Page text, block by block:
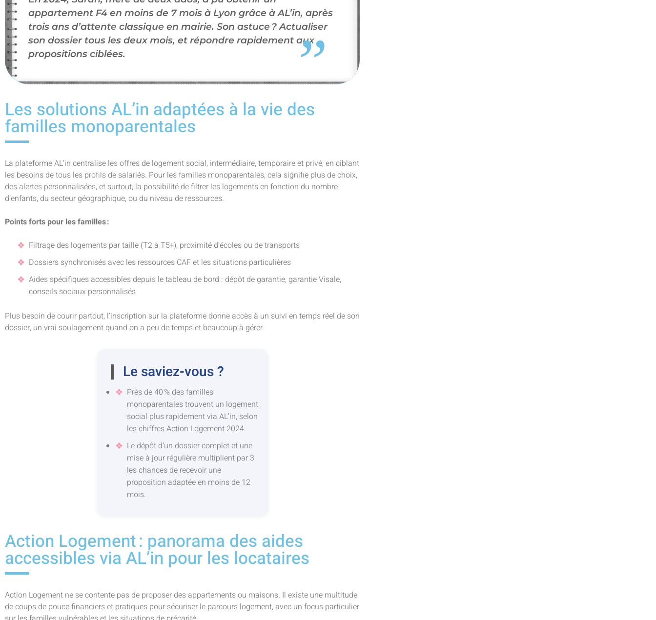
appartement F4 en moins de 7 mois à Lyon grâce à AL’in, après
trois ans d’attente classique en mairie. Son astuce ? Actualiser
son dossier tous les deux mois, et répondre rapidement aux
propositions ciblées.
Les solutions AL’in adaptées à la vie des
familles monoparentales
La plateforme AL’in centralise les offres de logement social, intermédiaire, temporaire et privé, en ciblant
les besoins de tous les profils de salariés. Pour les familles monoparentales, cela signifie plus de choix,
des alertes personnalisées, et surtout, la possibilité de filtrer les logements en fonction du nombre
d’enfants, du secteur géographique, ou du niveau de ressources.
Points forts pour les familles :
Filtrage des logements par taille (T2 à T5+), proximité d’écoles ou de transports
Dossiers synchronisés avec les ressources CAF et les situations particulières
Aides spécifiques accessibles depuis le tableau de bord : dépôt de garantie, garantie Visale,
conseils sociaux personnalisés
Plus besoin de courir partout, l’inscription sur la plateforme donne accès à un suivi en temps réel de son
dossier, un vrai soulagement quand on a peu de temps et beaucoup à gérer.
Le saviez-vous ?
Près de 40 % des familles
monoparentales trouvent un logement
social plus rapidement via AL’in, selon
les chiffres Action Logement 2024.
Le dépôt d’un dossier complet et une
mise à jour régulière multiplient par 3
les chances de recevoir une
proposition adaptée en moins de 12
mois.
Action Logement : panorama des aides
accessibles via AL’in pour les locataires
Action Logement ne se contente pas de proposer des appartements ou maisons. Il existe une multitude
de coups de pouce financiers et pratiques pour sécuriser le parcours logement, avec un focus particulier